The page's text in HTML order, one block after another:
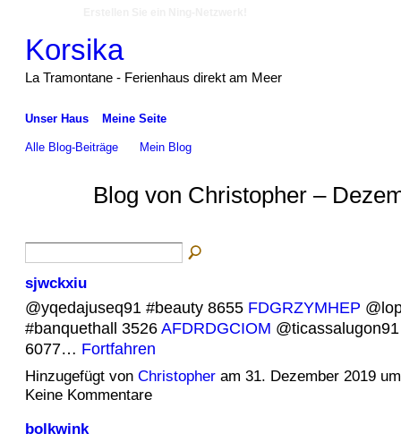
Korsika
La Tramontane - Ferienhaus direkt am Meer
Unser Haus Meine Seite
Alle Blog-Beiträge Mein Blog
Blog von Christopher –
sjwckxiu
@yqedajuseq91 #beauty 8655 FDGRZYMHEP
#banquethall 3526AFDRDGCIOM
6077… Fortfahren
Hinzugefügt von Christopheram 31. Dezember 2019
Keine Kommentare
bolkwink